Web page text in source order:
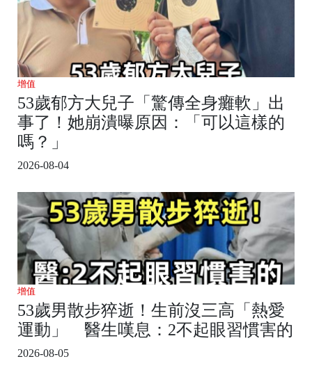
增值
53歲郁方大兒子「驚傳全身癱軟」出
事了！她崩潰曝原因：「可以這樣的
嗎？」
2026-08-04
增值
53歲男散步猝逝！生前沒三高「熱愛
運動」 醫生嘆息：2不起眼習慣害的
2026-08-05